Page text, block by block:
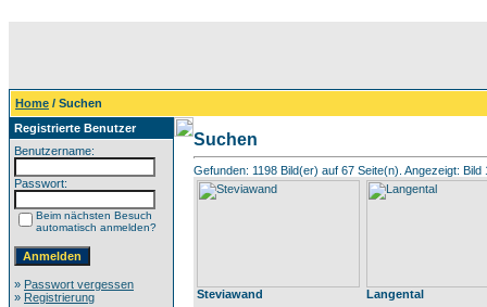
Home / Suchen
Registrierte Benutzer
Benutzername:
Passwort:
Beim nächsten Besuch
automatisch anmelden?
» Passwort vergessen
» Registrierung
Suchen
Gefunden: 1198 Bild(er) auf 67 Seite(n). Angezeigt: Bild
Steviawand Langental